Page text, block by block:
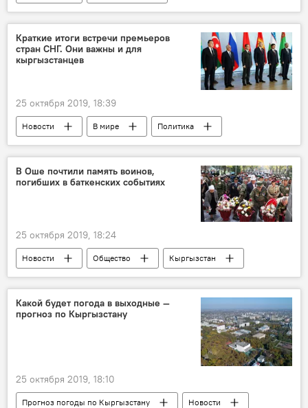
Происшествия
Джалал-Абадская область
свадьба
драка
Краткие итоги встречи премьеров
стран СНГ. Они важны и для
кыргызстанцев
25 октября 2019, 18:39
Новости В мире
Политика
Москва
СНГ
премьер-министр
заседание
В Оше почтили память воинов,
погибших в баткенских событиях
25 октября 2019, 18:24
Новости Общество
Кыргызстан
баткенские события
погибшие
память
Какой будет погода в выходные —
прогноз по Кыргызстану
25 октября 2019, 18:10
Прогноз погоды по Кыргызстану
Новости